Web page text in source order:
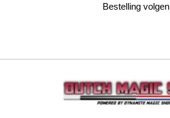
Bestelling volgen